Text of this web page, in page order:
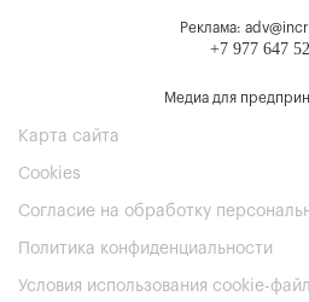
Реклама:
+7 977 647
Медиа для
Карта сайта
Cookies
Согласие на обработку
Политика конфиденциальности
Условия использования cookie-